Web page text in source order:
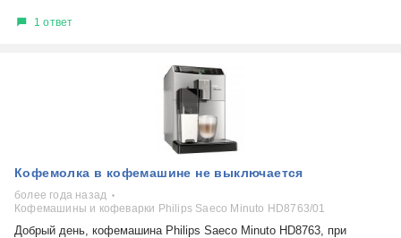
1 ответ
Кофемолка в кофемашине не выключается
более года назад
Кофемашины и кофеварки Philips Saeco Minuto HD8763/01
Добрый день, кофемашина Philips Saeco Minuto HD8763, при